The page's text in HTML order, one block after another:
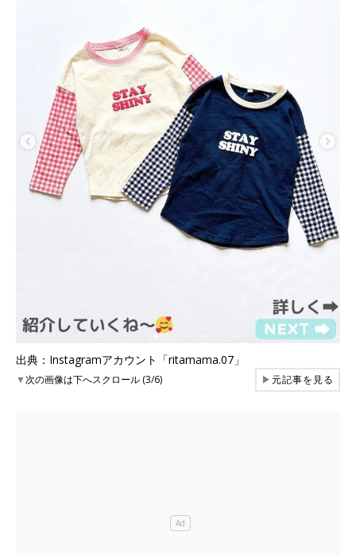
出典：Instagramアカウント「ritamama.07」
▼次の画像は下へスクロール (3/6) ▶元記事を見る